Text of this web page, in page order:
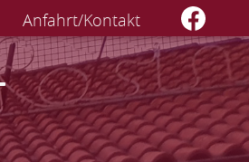
Anfahrt/Kontakt